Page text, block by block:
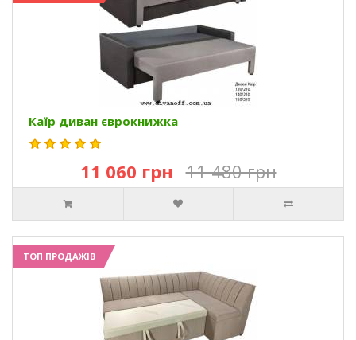
Каїр диван єврокнижка
11 060 грн 11 480 грн
ТОП ПРОДАЖІВ